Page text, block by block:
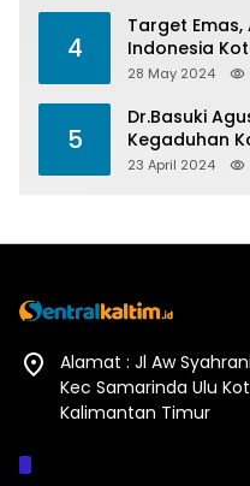
4
Target
Indonesia
Barometer
28 May 2024
5
Dr.Basuki
Kegaduhan
Pesta Politik
23 April 2024
Alamat : Jl Aw
Kec Samarinda Ulu
Kalimantan Timur